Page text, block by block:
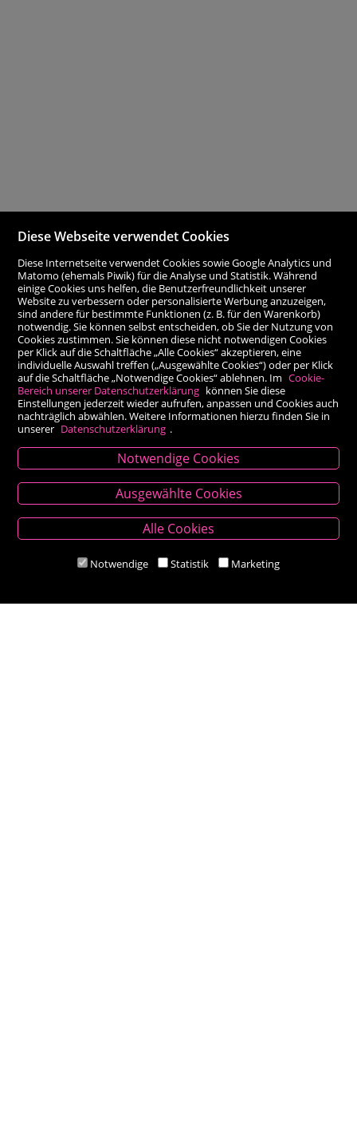
Kontakt
Besold Buch-Papier
Hauptplatz 14, 9300 St. Veit an der Glan
M:bestellung@besold.at
Diese Webseite verwendet Cookies
Diese Internetseite verwendet Cookies sowie Google Analytics und
Matomo (ehemals Piwik) für die Analyse und Statistik. Während
einige Cookies uns helfen, die Benutzerfreundlichkeit unserer
Website zu verbessern oder personalisierte Werbung anzuzeigen,
sind andere für bestimmte Funktionen (z. B. für den Warenkorb)
notwendig. Sie können selbst entscheiden, ob Sie der Nutzung von
Cookies zustimmen. Sie können diese nicht notwendigen Cookies
per Klick auf die Schaltfläche „Alle Cookies“ akzeptieren, eine
individuelle Auswahl treffen („Ausgewählte Cookies“) oder per Klick
auf die Schaltfläche „Notwendige Cookies“ ablehnen. Im Cookie-
Bereich unserer Datenschutzerklärung können Sie diese
Einstellungen jederzeit wieder aufrufen, anpassen und Cookies auch
nachträglich abwählen. Weitere Informationen hierzu finden Sie in
unserer Datenschutzerklärung .
Notwendige Cookies
Ausgewählte Cookies
Alle Cookies
Notwendige Statistik Marketing